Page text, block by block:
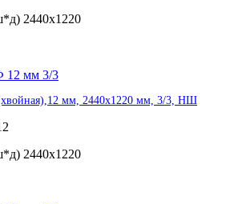
2440x1220
мм, 2440x1220 мм, 3/3, НШ
2440x1220